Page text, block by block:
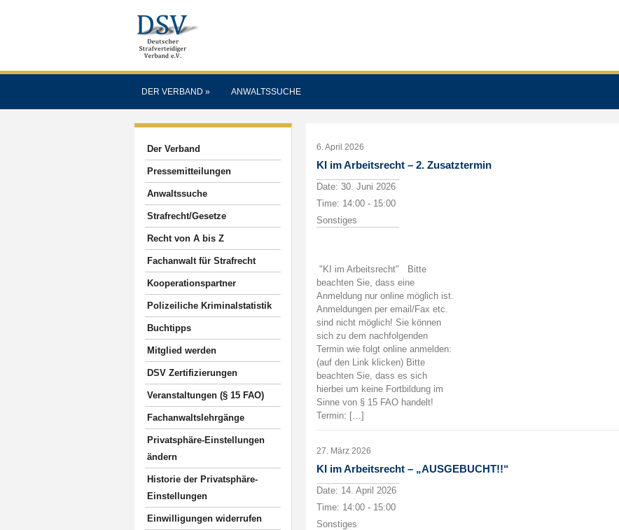
DER VERBAND » ANWALTSSUCHE
Der Verband
Pressemitteilungen
Anwaltssuche
Strafrecht/Gesetze
Recht von A bis Z
Fachanwalt für Strafrecht
Kooperationspartner
Polizeiliche Kriminalstatistik
Buchtipps
Mitglied werden
DSV Zertifizierungen
Veranstaltungen (§ 15 FAO)
Fachanwaltslehrgänge
Privatsphäre-Einstellungen
ändern
Historie der Privatsphäre-
Einstellungen
Einwilligungen widerrufen
6. April 2026
KI im Arbeitsrecht – 2. Zusatztermin
Date:30. Juni 2026
Time: 14:00 - 15:00
Sonstiges
"KI im Arbeitsrecht" Bitte
beachten Sie, dass eine
Anmeldung nur online möglich ist.
Anmeldungen per email/Fax etc.
sind nicht möglich! Sie können
sich zu dem nachfolgenden
Termin wie folgt online anmelden:
(auf den Link klicken) Bitte
beachten Sie, dass es sich
hierbei um keine Fortbildung im
Sinne von § 15 FAO handelt!
Termin: […]
27. März 2026
KI im Arbeitsrecht – „AUSGEBUCHT!!“
Date: 14. April 2026
Time: 14:00 - 15:00
Sonstiges